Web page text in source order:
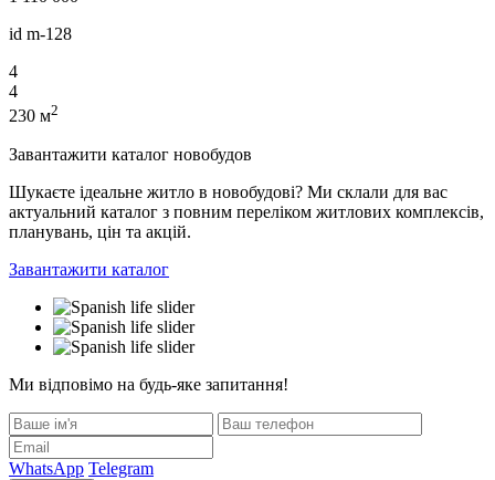
id m-128
4
4
230 м2
Завантажити каталог новобудов
Шукаєте ідеальне житло в новобудові? Ми склали для вас
актуальний каталог з повним переліком житлових комплексів,
планувань, цін та акцій.
Завантажити каталог
Ми відповімо на будь-яке запитання!
WhatsApp Telegram